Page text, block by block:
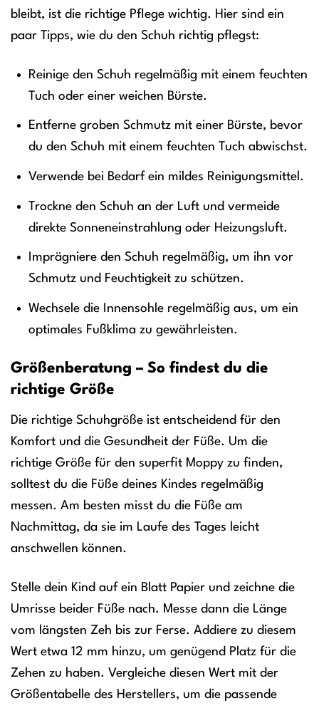
bleibt, ist die richtige Pflege wichtig. Hier sind ein
paar Tipps, wie du den Schuh richtig pflegst:
Reinige den Schuh regelmäßig mit einem feuchten
Tuch oder einer weichen Bürste.
Entferne groben Schmutz mit einer Bürste, bevor
du den Schuh mit einem feuchten Tuch abwischst.
Verwende bei Bedarf ein mildes Reinigungsmittel.
Trockne den Schuh an der Luft und vermeide
direkte Sonneneinstrahlung oder Heizungsluft.
Imprägniere den Schuh regelmäßig, um ihn vor
Schmutz und Feuchtigkeit zu schützen.
Wechsele die Innensohle regelmäßig aus, um ein
optimales Fußklima zu gewährleisten.
Größenberatung – So findest du die
richtige Größe
Die richtige Schuhgröße ist entscheidend für den
Komfort und die Gesundheit der Füße. Um die
richtige Größe für den superfit Moppy zu finden,
solltest du die Füße deines Kindes regelmäßig
messen. Am besten misst du die Füße am
Nachmittag, da sie im Laufe des Tages leicht
anschwellen können.
Stelle dein Kind auf ein Blatt Papier und zeichne die
Umrisse beider Füße nach. Messe dann die Länge
vom längsten Zeh bis zur Ferse. Addiere zu diesem
Wert etwa 12 mm hinzu, um genügend Platz für die
Zehen zu haben. Vergleiche diesen Wert mit der
Größentabelle des Herstellers, um die passende